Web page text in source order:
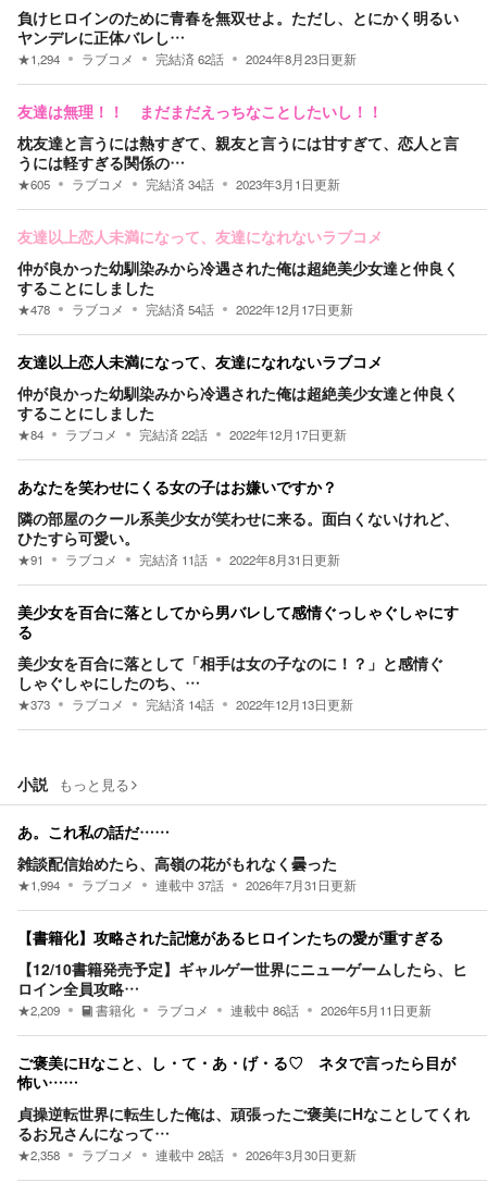
負けヒロインのために青春を無双せよ。ただし、とにかく明るい
ヤンデレに正体バレし…
★1,294 ラブコメ 完結済62話 2024年8月23日更新
友達は無理！！ まだまだえっちなことしたいし！！
枕友達と言うには熱すぎて、親友と言うには甘すぎて、恋人と言
うには軽すぎる関係の…
★605 ラブコメ 完結済34話 2023年3月1日更新
友達以上恋人未満になって、友達になれないラブコメ
仲が良かった幼馴染みから冷遇された俺は超絶美少女達と仲良く
することにしました
★478 ラブコメ 完結済54話 2022年12月17日更新
友達以上恋人未満になって、友達になれないラブコメ
仲が良かった幼馴染みから冷遇された俺は超絶美少女達と仲良く
することにしました
★84 ラブコメ 完結済22話 2022年12月17日更新
あなたを笑わせにくる女の子はお嫌いですか？
隣の部屋のクール系美少女が笑わせに来る。面白くないけれど、
ひたすら可愛い。
★91 ラブコメ 完結済 11話 2022年8月31日更新
美少女を百合に落としてから男バレして感情ぐっしゃぐしゃにす
る
美少女を百合に落として「相手は女の子なのに！？」と感情ぐ
しゃぐしゃにしたのち、…
★373 ラブコメ 完結済 14話 2022年12月13日更新
小説 もっと見る
あ。これ私の話だ……
雑談配信始めたら、高嶺の花がもれなく曇った
★1,994 ラブコメ 連載中 37話 2026年7月31日更新
【書籍化】攻略された記憶があるヒロインたちの愛が重すぎる
【12/10書籍発売予定】ギャルゲー世界にニューゲームしたら、ヒ
ロイン全員攻略…
★2,209 書籍化 ラブコメ 連載中 86話 2026年5月11日更新
ご褒美にHなこと、し・て・あ・げ・る♡ ネタで言ったら目が
怖い……
貞操逆転世界に転生した俺は、頑張ったご褒美にHなことしてくれ
るお兄さんになって…
★2,358 ラブコメ 連載中 28話 2026年3月30日更新